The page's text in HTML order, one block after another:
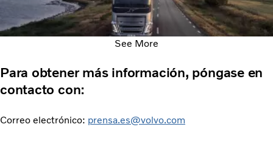
See More
Para obtener más información, póngase en
contacto con:
Correo electrónico: prensa.es@volvo.com